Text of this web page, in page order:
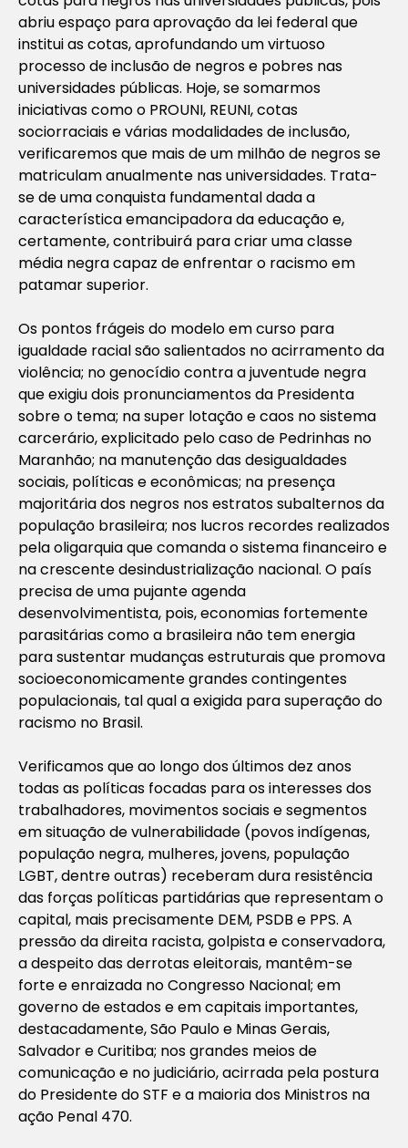
abriu espaço para aprovação da lei federal que
institui as cotas, aprofundando um virtuoso
processo de inclusão de negros e pobres nas
universidades públicas. Hoje, se somarmos
iniciativas como o PROUNI, REUNI, cotas
sociorraciais e várias modalidades de inclusão,
verificaremos que mais de um milhão de negros se
matriculam anualmente nas universidades. Trata-
se de uma conquista fundamental dada a
característica emancipadora da educação e,
certamente, contribuirá para criar uma classe
média negra capaz de enfrentar o racismo em
patamar superior.
Os pontos frágeis do modelo em curso para
igualdade racial são salientados no acirramento da
violência; no genocídio contra a juventude negra
que exigiu dois pronunciamentos da Presidenta
sobre o tema; na super lotação e caos no sistema
carcerário, explicitado pelo caso de Pedrinhas no
Maranhão; na manutenção das desigualdades
sociais, políticas e econômicas; na presença
majoritária dos negros nos estratos subalternos da
população brasileira; nos lucros recordes realizados
pela oligarquia que comanda o sistema financeiro e
na crescente desindustrialização nacional. O país
precisa de uma pujante agenda
desenvolvimentista, pois, economias fortemente
parasitárias como a brasileira não tem energia
para sustentar mudanças estruturais que promova
socioeconomicamente grandes contingentes
populacionais, tal qual a exigida para superação do
racismo no Brasil.
Verificamos que ao longo dos últimos dez anos
todas as políticas focadas para os interesses dos
trabalhadores, movimentos sociais e segmentos
em situação de vulnerabilidade (povos indígenas,
população negra, mulheres, jovens, população
LGBT, dentre outras) receberam dura resistência
das forças políticas partidárias que representam o
capital, mais precisamente DEM, PSDB e PPS. A
pressão da direita racista, golpista e conservadora,
a despeito das derrotas eleitorais, mantêm-se
forte e enraizada no Congresso Nacional; em
governo de estados e em capitais importantes,
destacadamente, São Paulo e Minas Gerais,
Salvador e Curitiba; nos grandes meios de
comunicação e no judiciário, acirrada pela postura
do Presidente do STF e a maioria dos Ministros na
ação Penal 470.